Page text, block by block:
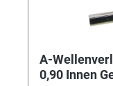
A-
0,90 Innen